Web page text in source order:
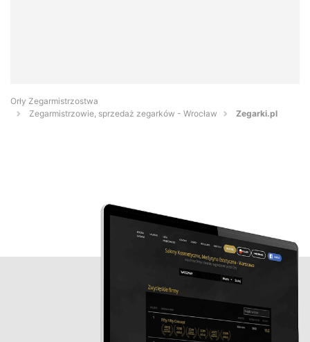
Orły Zegarmistrzostwa
Zegarmistrzowie, sprzedaż zegarków - Wrocław
Zegarki.pl